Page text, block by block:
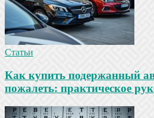
Статьи
Как купить подержанный
пожалеть: практическое